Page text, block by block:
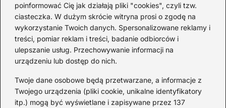
poinformować Cię jak działają pliki "cookies", czyli tzw.
ciasteczka. W dużym skrócie witryna prosi o zgodę na
wykorzystanie Twoich danych. Spersonalizowane reklamy i
treści, pomiar reklam i treści, badanie odbiorców i
ulepszanie usług. Przechowywanie informacji na
urządzeniu lub dostęp do nich.
Twoje dane osobowe będą przetwarzane, a informacje z
Twojego urządzenia (pliki cookie, unikalne identyfikatory
itp.) mogą być wyświetlane i zapisywane przez 137
Ciekawostki o 1. wojnie
światowej — mało znane
fakty i historie
2026-08-02
Zaskakujące ciekawostki o
Krzysztofie Kolumbie
2026-07-20